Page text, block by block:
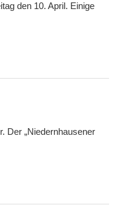
den 10. April. Einige
Der „Niedernhausener